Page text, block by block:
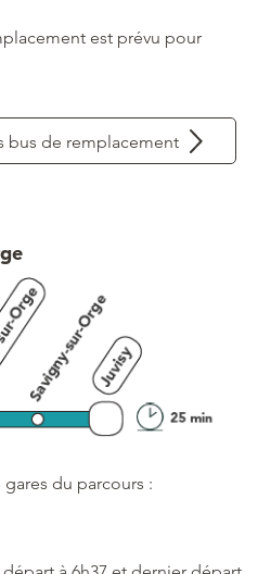
est prévu pour
bus de remplacement
gares du parcours :